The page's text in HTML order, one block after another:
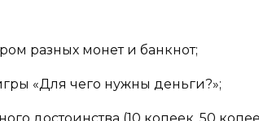
разных монет и банкнот;
«Для чего нужны деньги?»;